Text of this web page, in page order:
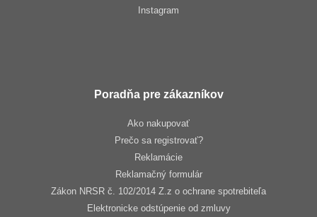
Instagram
Poradňa pre zákazníkov
Ako nakupovať
Prečo sa registrovať?
Reklamácie
Reklamačný formulár
Zákon NRSR č. 102/2014 Z.z o ochrane spotrebiteľa
Elektronicke odstúpenie od zmluvy